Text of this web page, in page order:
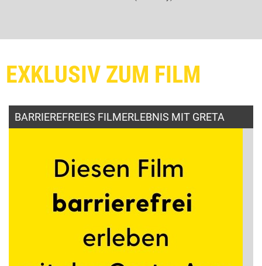
EXKLUSIV ZUM FILM
BARRIEREFREIES FILMERLEBNIS MIT GRETA